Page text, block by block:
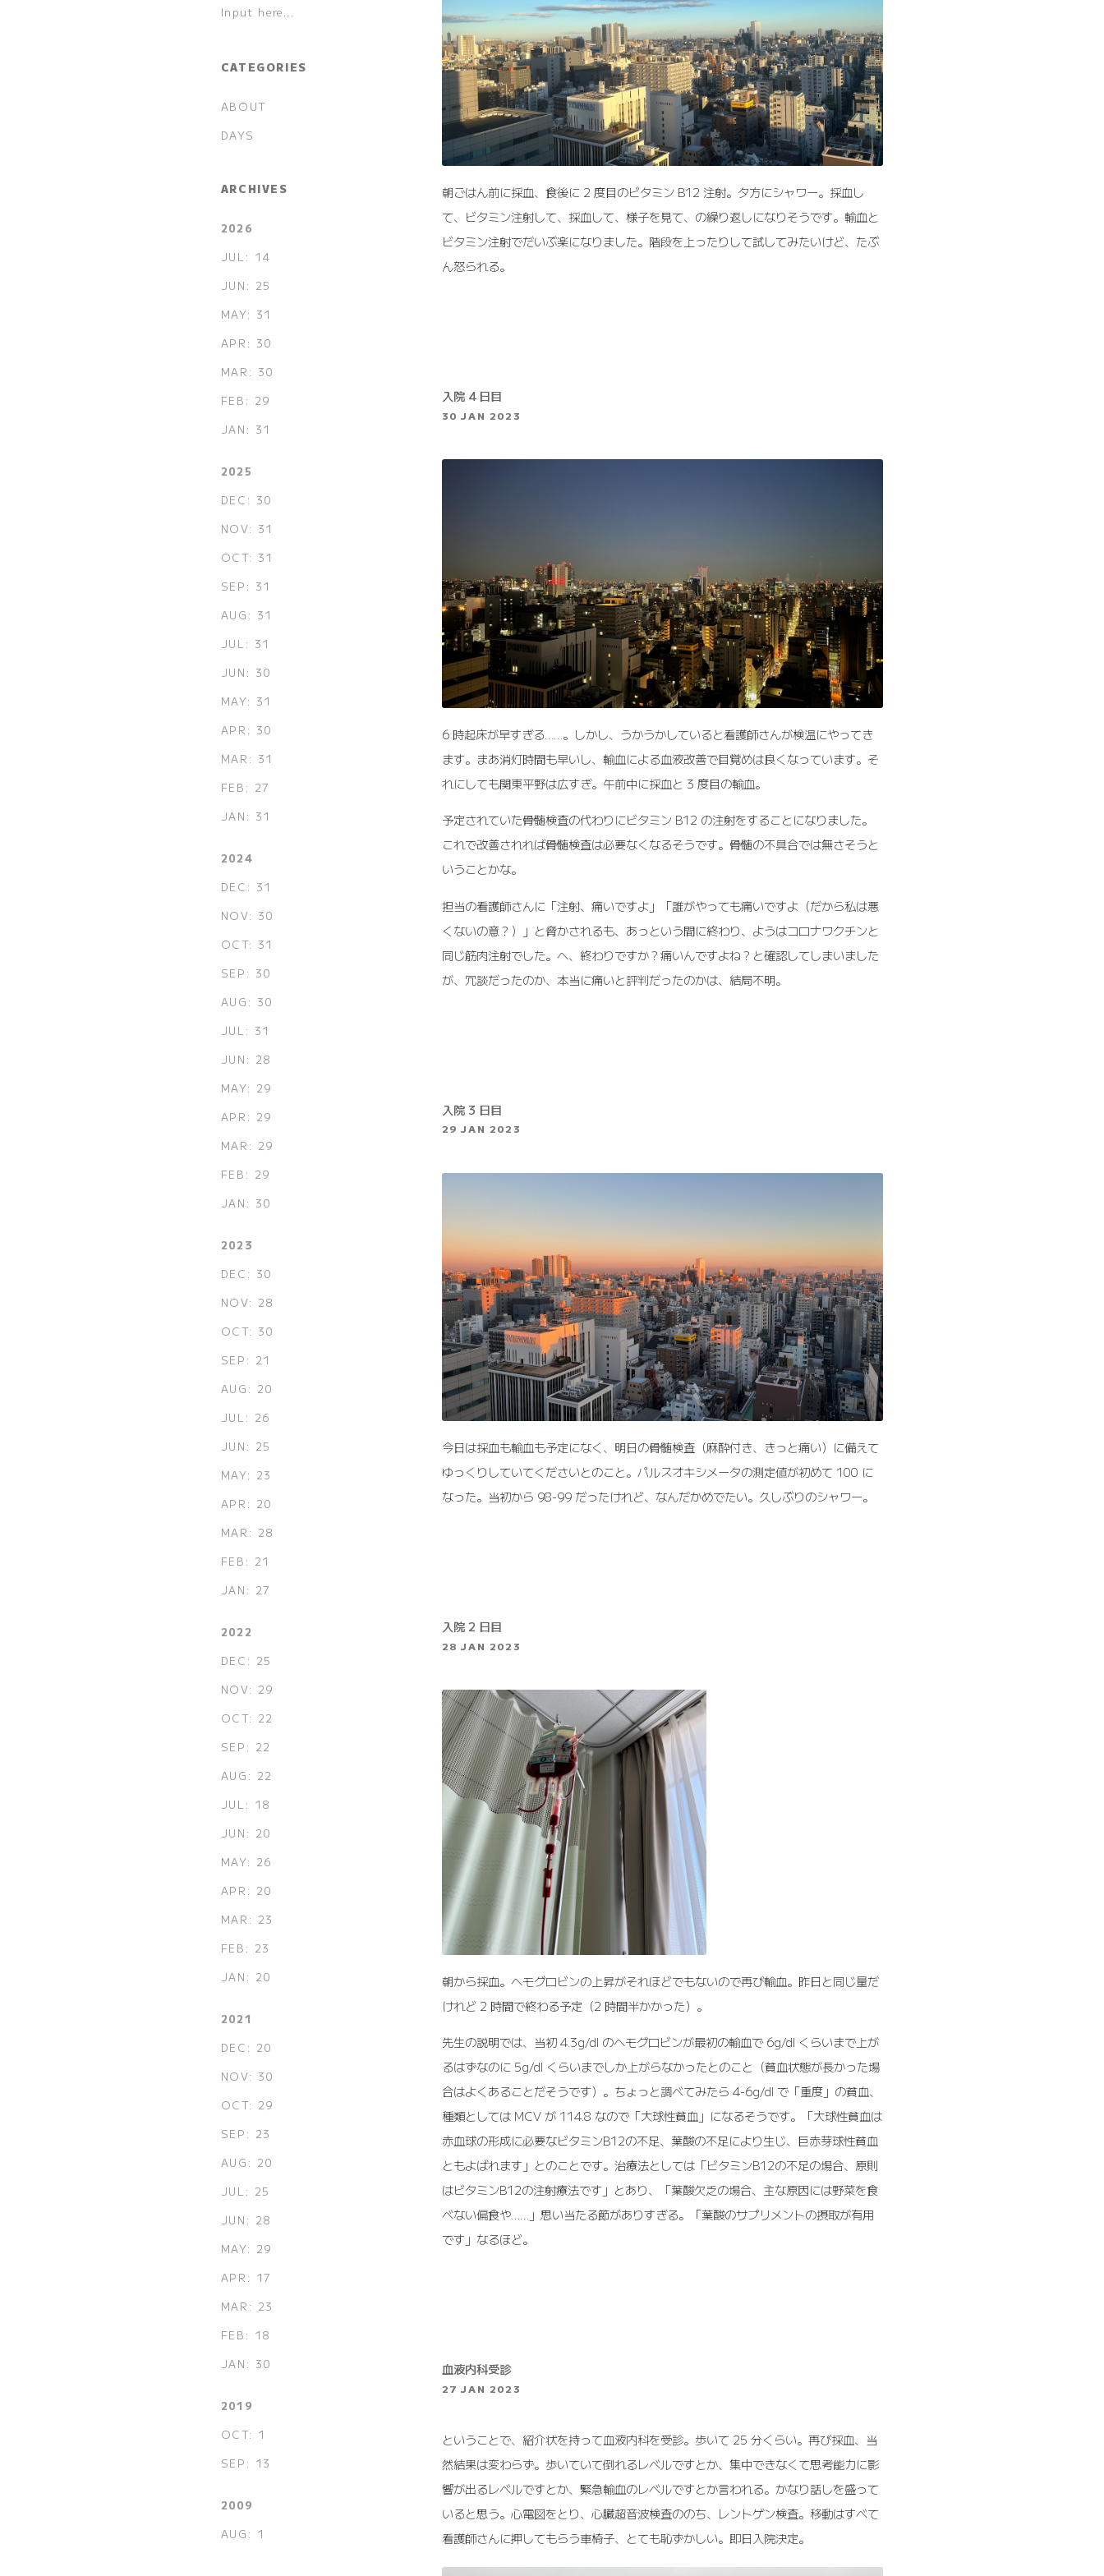
CATEGORIES
ABOUT
DAYS
ARCHIVES
2026
JUL: 14
JUN: 25
MAY: 31
APR: 30
MAR: 30
FEB: 29
JAN: 31
2025
DEC: 30
NOV: 31
OCT: 31
SEP: 31
AUG: 31
JUL: 31
JUN: 30
MAY: 31
APR: 30
MAR: 31
FEB: 27
JAN: 31
2024
DEC: 31
NOV: 30
OCT: 31
SEP: 30
AUG: 30
JUL: 31
JUN: 28
MAY: 29
APR: 29
MAR: 29
FEB: 29
JAN: 30
2023
DEC: 30
NOV: 28
OCT: 30
SEP: 21
AUG: 20
JUL: 26
JUN: 25
MAY: 23
APR: 20
MAR: 28
FEB: 21
JAN: 27
2022
DEC: 25
NOV: 29
OCT: 22
SEP: 22
AUG: 22
JUL: 18
JUN: 20
MAY: 26
APR: 20
MAR: 23
FEB: 23
JAN: 20
2021
DEC: 20
NOV: 30
OCT: 29
SEP: 23
AUG: 20
JUL: 25
JUN: 28
MAY: 29
APR: 17
MAR: 23
FEB: 18
JAN: 30
2019
OCT: 1
SEP: 13
2009
AUG: 1
朝ごはん前に採血、食後に 2 度目のビタミン B12 注射。夕方にシャワー。採血し
て、ビタミン注射して、採血して、様子を見て、の繰り返しになりそうです。輸血と
ビタミン注射でだいぶ楽になりました。階段を上ったりして試してみたいけど、たぶ
ん怒られる。
入院 4 日目
30 JAN 2023
6 時起床が早すぎる……。しかし、うかうかしていると看護師さんが検温にやってき
ます。まあ消灯時間も早いし、輸血による血液改善で目覚めは良くなっています。そ
れにしても関東平野は広すぎ。午前中に採血と 3 度目の輸血。
予定されていた骨髄検査の代わりにビタミン B12 の注射をすることになりました。
これで改善されれば骨髄検査は必要なくなるそうです。骨髄の不具合では無さそうと
いうことかな。
担当の看護師さんに「注射、痛いですよ」「誰がやっても痛いですよ（だから私は悪
くないの意？）」と脅かされるも、あっという間に終わり、ようはコロナワクチンと
同じ筋肉注射でした。へ、終わりですか？痛いんですよね？と確認してしまいました
が、冗談だったのか、本当に痛いと評判だったのかは、結局不明。
入院 3 日目
29 JAN 2023
今日は採血も輸血も予定になく、明日の骨髄検査（麻酔付き、きっと痛い）に備えて
ゆっくりしていてくださいとのこと。パルスオキシメータの測定値が初めて 100 に
なった。当初から 98-99 だったけれど、なんだかめでたい。久しぶりのシャワー。
入院 2 日目
28 JAN 2023
朝から採血。ヘモグロビンの上昇がそれほどでもないので再び輸血。昨日と同じ量だ
けれど 2 時間で終わる予定（2 時間半かかった）。
先生の説明では、当初 4.3g/dl のヘモグロビンが最初の輸血で 6g/dl くらいまで上が
るはずなのに 5g/dl くらいまでしか上がらなかったとのこと（貧血状態が長かった場
合はよくあることだそうです）。ちょっと調べてみたら 4-6g/dl で「重度」の貧血、
種類としては MCV が 114.8 なので「大球性貧血」になるそうです。「大球性貧血は
赤血球の形成に必要なビタミンB12の不足、葉酸の不足により生じ、巨赤芽球性貧血
ともよばれます」とのことです。治療法としては「ビタミンB12の不足の場合、原則
はビタミンB12の注射療法です」とあり、「葉酸欠乏の場合、主な原因には野菜を食
べない偏食や……」思い当たる節がありすぎる。「葉酸のサプリメントの摂取が有用
です」なるほど。
血液内科受診
27 JAN 2023
ということで、紹介状を持って血液内科を受診。歩いて 25 分くらい。再び採血、当
然結果は変わらず。歩いていて倒れるレベルですとか、集中できなくて思考能力に影
響が出るレベルですとか、緊急輸血のレベルですとか言われる。かなり話しを盛って
いると思う。心電図をとり、心臓超音波検査ののち、レントゲン検査。移動はすべて
看護師さんに押してもらう車椅子、とても恥ずかしい。即日入院決定。